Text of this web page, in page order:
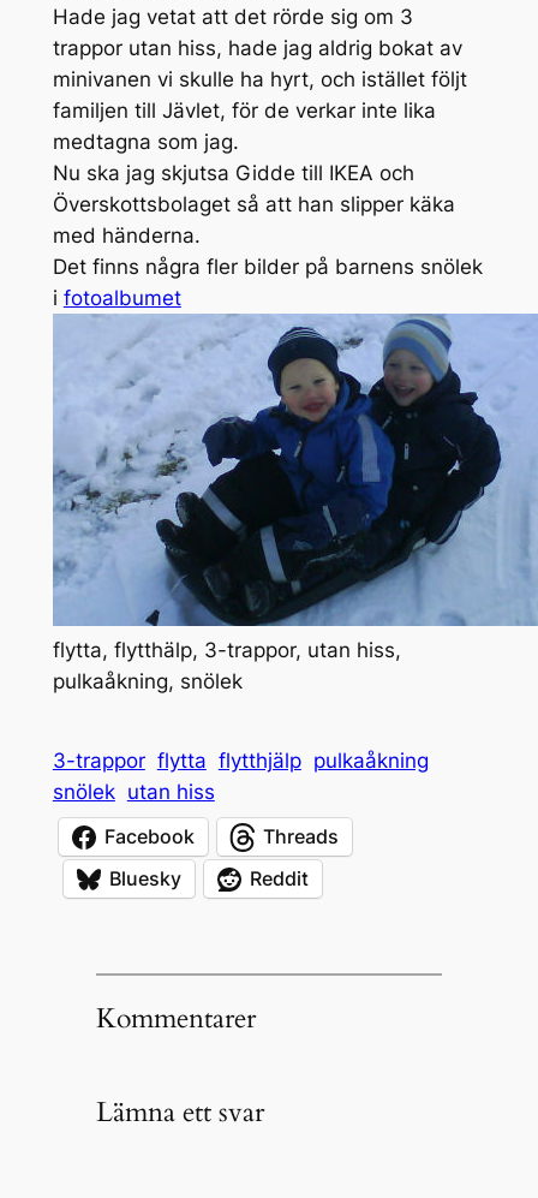
Hade jag vetat att det rörde sig om 3
trappor utan hiss, hade jag aldrig bokat av
minivanen vi skulle ha hyrt, och istället följt
familjen till Jävlet, för de verkar inte lika
medtagna som jag.
Nu ska jag skjutsa Gidde till IKEA och
Överskottsbolaget så att han slipper käka
med händerna.
Det finns några fler bilder på barnens snölek
i fotoalbumet
flytta, flytthälp, 3-trappor, utan hiss,
pulkaåkning, snölek
3-trappor flytta flytthjälp pulkaåkning
snölek utan hiss
Facebook
Threads
Bluesky
Reddit
Kommentarer
Lämna ett svar